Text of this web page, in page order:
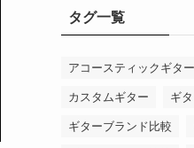
タグ一覧
アコースティックギター
カスタムギター ギ
ギターブランド比較